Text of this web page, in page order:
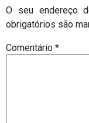
O seu endereço
obrigatórios são
Comentário *